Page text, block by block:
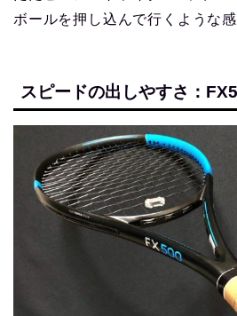
ボールを押し込んで行くような
スピードの出しやすさ：